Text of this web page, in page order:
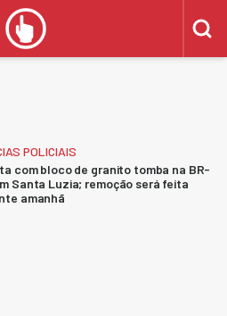
POLICIAIS
com bloco de granito tomba na BR-
Santa Luzia; remoção será feita
amanhã